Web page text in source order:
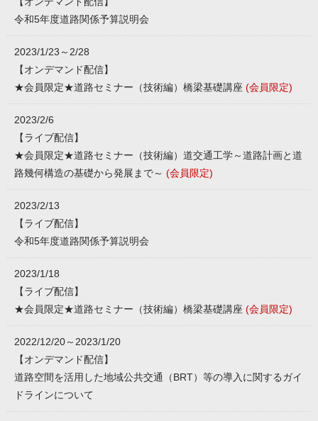
令和5年度道路関係予算説明会
2023/1/23～2/28
【オンデマンド配信】
★会員限定★道路セミナー（技術編）橋梁基礎講座 (会員限定)
2023/2/6
【ライブ配信】
★会員限定★道路セミナー（技術編）道交通工学～道路計画と道
路幾何構造の基礎から発展まで～ (会員限定)
2023/2/13
【ライブ配信】
令和5年度道路関係予算説明会
2023/1/18
【ライブ配信】
★会員限定★道路セミナー（技術編）橋梁基礎講座 (会員限定)
2022/12/20～2023/1/20
【オンデマンド配信】
道路空間を活用した地域公共交通（BRT）等の導入に関するガイ
ドラインについて